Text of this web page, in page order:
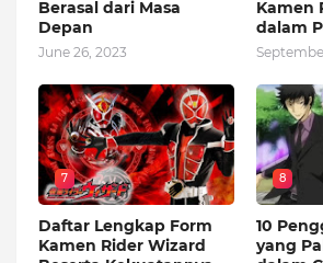
Berasal dari Masa
Depan
June 26, 2023
Kamen
dalam
7
Daftar Lengkap Form
Kamen Rider Wizard
8
10
yang